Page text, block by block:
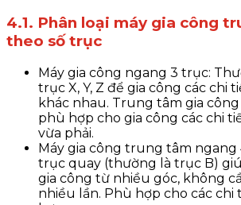
4.1. Phân loại máy gia công
theo số trục
Máy gia công ngang 3 trục:
trục X, Y, Z để gia công các chi
khác nhau. Trung tâm gia
phù hợp cho gia công các chi
vừa phải.
Máy gia công trung tâm ngang
trục quay (thường là trục B)
gia công từ nhiều góc, không
nhiều lần. Phù hợp cho các chi